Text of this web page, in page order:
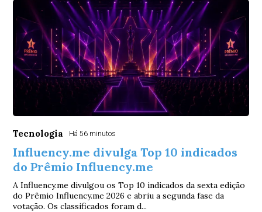
Tecnologia Há 56 minutos
Influency.me divulga Top 10 indicados
do Prêmio Influency.me
A Influency.me divulgou os Top 10 indicados da sexta edição
do Prêmio Influency.me 2026 e abriu a segunda fase da
votação. Os classificados foram d...